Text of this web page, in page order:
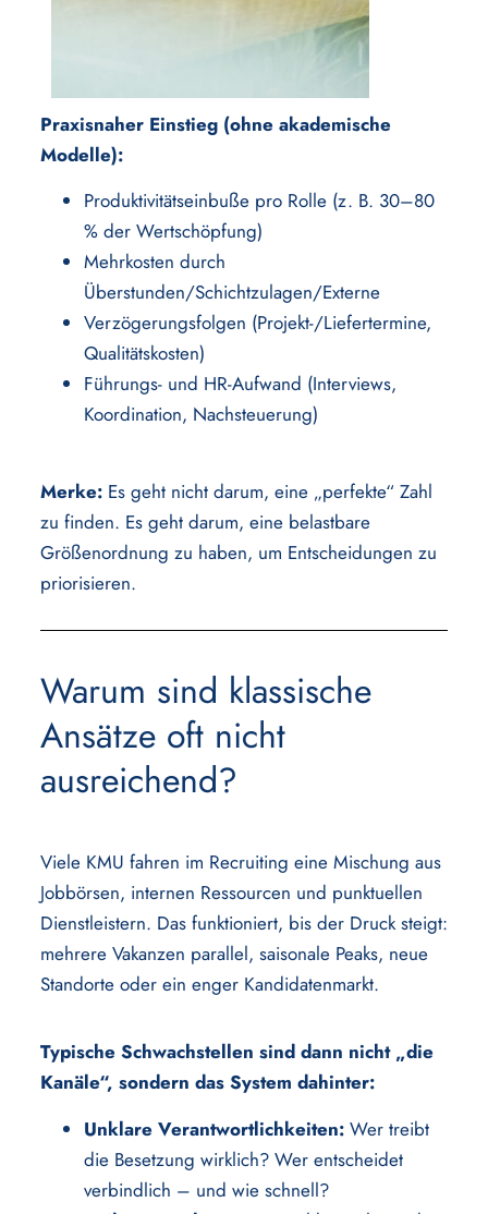
Praxisnaher Einstieg (ohne akademische
Modelle):
Produktivitätseinbuße pro Rolle (z. B. 30–80
% der Wertschöpfung)
Mehrkosten durch
Überstunden/Schichtzulagen/Externe
Verzögerungsfolgen (Projekt-/Liefertermine,
Qualitätskosten)
Führungs- und HR-Aufwand (Interviews,
Koordination, Nachsteuerung)
Merke:Es geht nicht darum, eine „perfekte“ Zahl
zu finden. Es geht darum, eine belastbare
Größenordnung zu haben, um Entscheidungen zu
priorisieren.
Warum sind klassische
Ansätze oft nicht
ausreichend?
Viele KMU fahren im Recruiting eine Mischung aus
Jobbörsen, internen Ressourcen und punktuellen
Dienstleistern. Das funktioniert, bis der Druck steigt:
mehrere Vakanzen parallel, saisonale Peaks, neue
Standorte oder ein enger Kandidatenmarkt.
Typische Schwachstellen sind dann nicht „die
Kanäle“, sondern das System dahinter:
Unklare Verantwortlichkeiten:Wer treibt
die Besetzung wirklich? Wer entscheidet
verbindlich – und wie schnell?